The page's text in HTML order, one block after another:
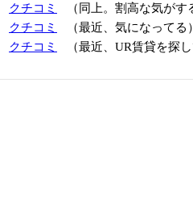
クチコミ
（同上。割高な気がす
クチコミ
（最近、気になってる
クチコミ （最近、UR賃貸を探